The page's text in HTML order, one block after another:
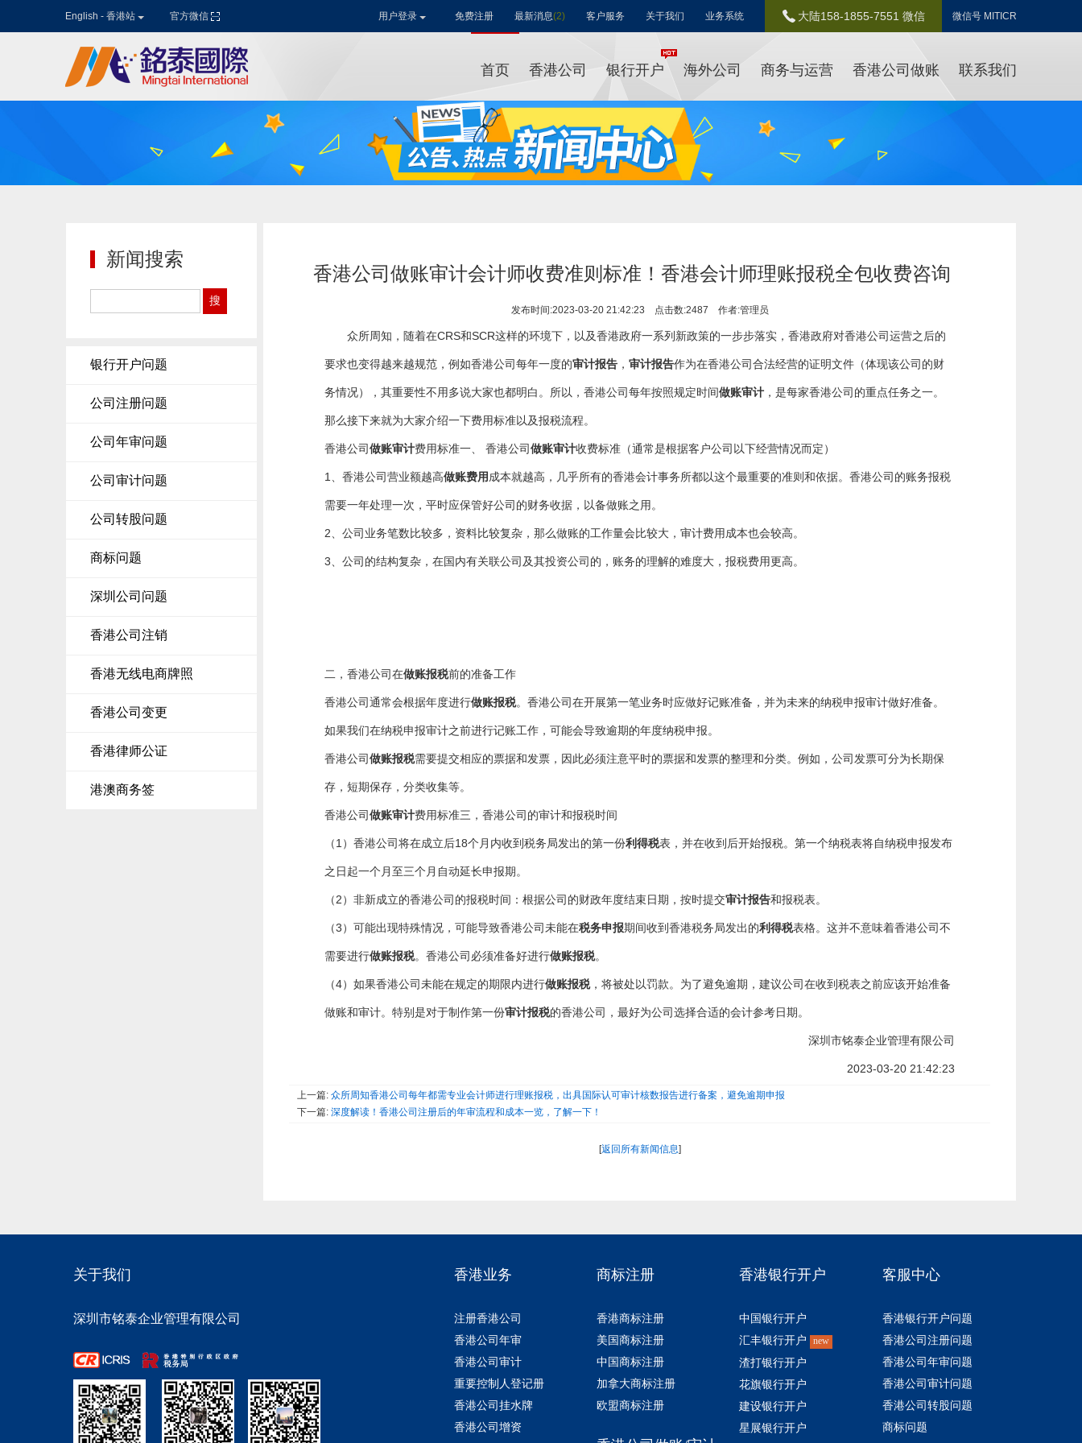
English - 香港站 官方微信 用户登录 免费注册 最新消息(2) 客户服务 关于我们 业务系统 大陆158-1855-7551 微信 微信号 MITICR
首页 香港公司 银行开户 海外公司 商务与运营 香港公司做账 联系我们
香港银行开户
香港公司注册
香港公司年审
香港公司改股
注册迪拜公司
注册美国公司
商标注册
新闻搜索
银行开户问题
公司注册问题
公司年审问题
公司审计问题
公司转股问题
商标问题
深圳公司问题
香港公司注销
香港无线电商牌照
香港公司变更
香港律师公证
港澳商务签
香港公司做账审计会计师收费准则标准！香港会计师理账报税全包收费咨询
发布时间:2023-03-20 21:42:23 点击数:2487 作者:管理员
众所周知，随着在CRS和SCR这样的环境下，以及香港政府一系列新政策的一步步落实，香港政府对香港公司运营之后的
要求也变得越来越规范，例如香港公司每年一度的审计报告 ， 审计报告作为在香港公司合法经营的证明文件（体现该公司的财
务情况），其重要性不用多说大家也都明白。所以，香港公司每年按照规定时间做账审计 ，是每家香港公司的重点任务之一。
那么接下来就为大家介绍一下费用标准以及报税流程。
香港公司做账审计费用标准一、 香港公司做账审计收费标准（通常是根据客户公司以下经营情况而定）
1、香港公司营业额越高做账费用成本就越高，几乎所有的香港会计事务所都以这个最重要的准则和依据。香港公司的账务报税
需要一年处理一次，平时应保管好公司的财务收据，以备做账之用。
2、公司业务笔数比较多，资料比较复杂，那么做账的工作量会比较大，审计费用成本也会较高。
3、公司的结构复杂，在国内有关联公司及其投资公司的，账务的理解的难度大，报税费用更高。
二，香港公司在做账报税前的准备工作
香港公司通常会根据年度进行做账报税。香港公司在开展第一笔业务时应做好记账准备，并为未来的纳税申报审计做好准备。
如果我们在纳税申报审计之前进行记账工作，可能会导致逾期的年度纳税申报。
香港公司做账报税需要提交相应的票据和发票，因此必须注意平时的票据和发票的整理和分类。例如，公司发票可分为长期保
存，短期保存，分类收集等。
香港公司做账审计费用标准三，香港公司的审计和报税时间
（1）香港公司将在成立后18个月内收到税务局发出的第一份利得税表，并在收到后开始报税。第一个纳税表将自纳税申报发布
之日起一个月至三个月自动延长申报期。
（2）非新成立的香港公司的报税时间：根据公司的财政年度结束日期，按时提交审计报告和报税表。
（3）可能出现特殊情况，可能导致香港公司未能在税务申报期间收到香港税务局发出的利得税表格。这并不意味着香港公司不
需要进行做账报税。香港公司必须准备好进行做账报税。
（4）如果香港公司未能在规定的期限内进行做账报税，将被处以罚款。为了避免逾期，建议公司在收到税表之前应该开始准备
做账和审计。特别是对于制作第一份审计报税的香港公司，最好为公司选择合适的会计参考日期。
深圳市铭泰企业管理有限公司
2023-03-20 21:42:23
上一篇: 众所周知香港公司每年都需专业会计师进行理账报税，出具国际认可审计核数报告进行备案，避免逾期申报
下一篇: 深度解读！香港公司注册后的年审流程和成本一览，了解一下！
[返回所有新闻信息]
关于我们
深圳市铭泰企业管理有限公司
香港业务
注册香港公司
香港公司年审
香港公司审计
重要控制人登记册
香港公司挂水牌
香港公司增资
商标注册
香港商标注册
美国商标注册
中国商标注册
加拿大商标注册
欧盟商标注册
香港银行开户
中国银行开户
汇丰银行开户
new
渣打银行开户
花旗银行开户
建设银行开户
星展银行开户
客服中心
香港银行开户问题
香港公司注册问题
香港公司年审问题
香港公司审计问题
香港公司转股问题
商标问题